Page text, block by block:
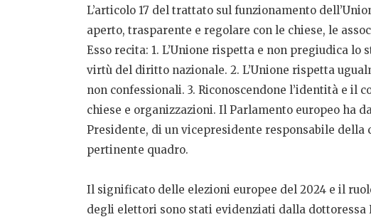
L’articolo 17 del trattato sul funzionamento
aperto, trasparente e regolare con le chiese, le
Esso recita: 1. L’Unione rispetta e non pregiudica
virtù del diritto nazionale. 2. L’Unione rispetta
non confessionali. 3. Riconoscendone l’identità e il
chiese e organizzazioni. Il Parlamento europeo ha
Presidente, di un vicepresidente responsabile
pertinente quadro.
Il significato delle elezioni europee del 2024 e il
degli elettori sono stati evidenziati dalla dottoressa